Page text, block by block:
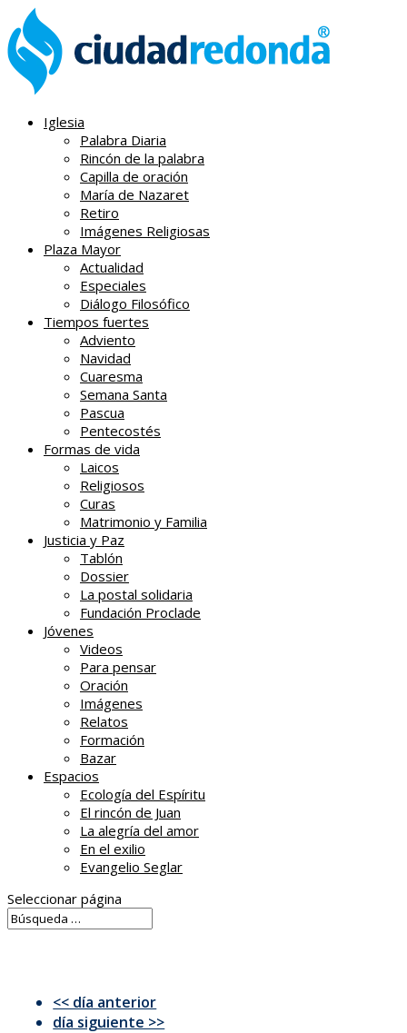
Iglesia
Palabra Diaria
Rincón de la palabra
Capilla de oración
María de Nazaret
Retiro
Imágenes Religiosas
Plaza Mayor
Actualidad
Especiales
Diálogo Filosófico
Tiempos fuertes
Adviento
Navidad
Cuaresma
Semana Santa
Pascua
Pentecostés
Formas de vida
Laicos
Religiosos
Curas
Matrimonio y Familia
Justicia y Paz
Tablón
Dossier
La postal solidaria
Fundación Proclade
Jóvenes
Videos
Para pensar
Oración
Imágenes
Relatos
Formación
Bazar
Espacios
Ecología del Espíritu
El rincón de Juan
La alegría del amor
En el exilio
Evangelio Seglar
Seleccionar página
<< día anterior
día siguiente >>